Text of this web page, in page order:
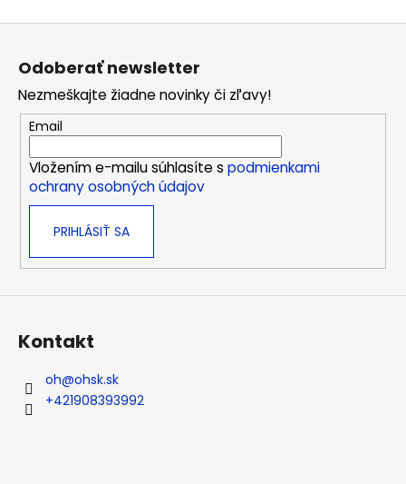
Z
Odoberať newsletter
Nezmeškajte žiadne novinky či zľavy!
Email
Vložením e-mailu súhlasíte s podmienkami
ochrany osobných údajov
PRIHLÁSIŤ SA
Kontakt
oh@ohsk.sk
+421908393992